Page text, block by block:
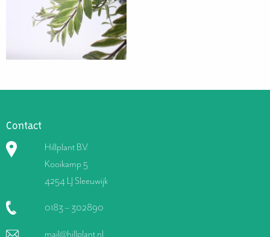
Contact
Hillplant B.V.
Kooikamp 5
4254 LJ Sleeuwijk
0183 – 302890
mail@hillplant.nl